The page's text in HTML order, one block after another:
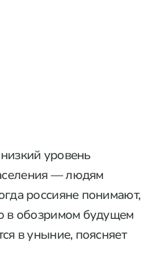
уровень
— людям
россияне понимают,
в обозримом будущем
в уныние, поясняет